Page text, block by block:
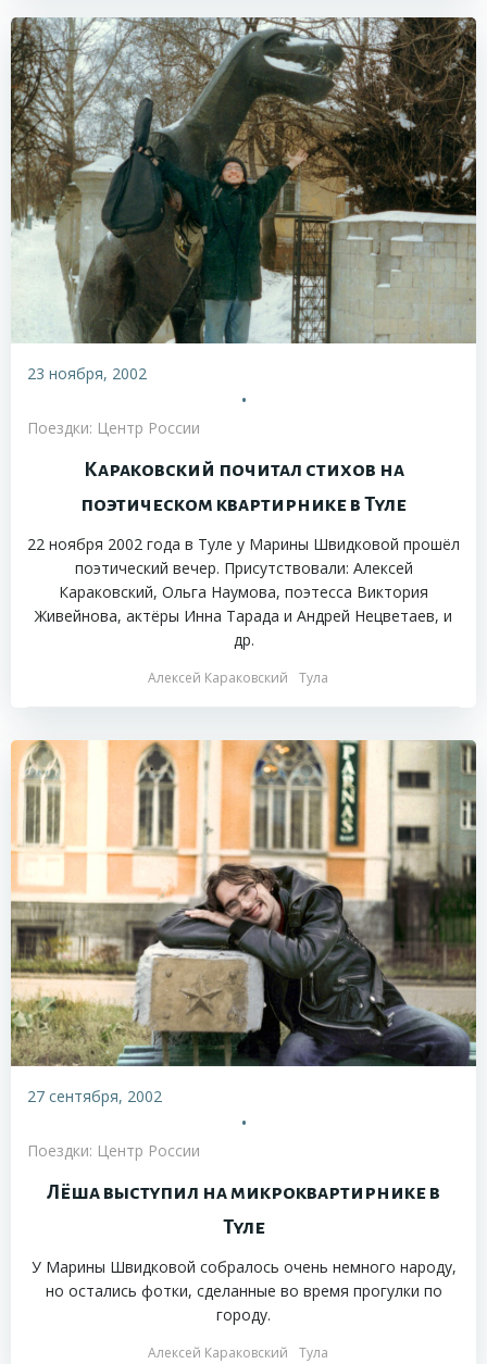
23 ноября, 2002
•
Поездки: Центр России
Караковский почитал стихов на
поэтическом квартирнике в Туле
22 ноября 2002 года в Туле у Марины Швидковой прошёл
поэтический вечер. Присутствовали: Алексей
Караковский, Ольга Наумова, поэтесса Виктория
Живейнова, актёры Инна Тарада и Андрей Нецветаев, и
др.
Алексей Караковский Тула
27 сентября, 2002
•
Поездки: Центр России
Лёша выступил на микроквартирнике в
Туле
У Марины Швидковой собралось очень немного народу,
но остались фотки, сделанные во время прогулки по
городу.
Алексей Караковский Тула